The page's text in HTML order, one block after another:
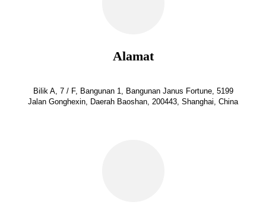
Alamat
Bilik A, 7 / F, Bangunan 1, Bangunan Janus Fortune, 5199
Jalan Gonghexin, Daerah Baoshan, 200443, Shanghai, China